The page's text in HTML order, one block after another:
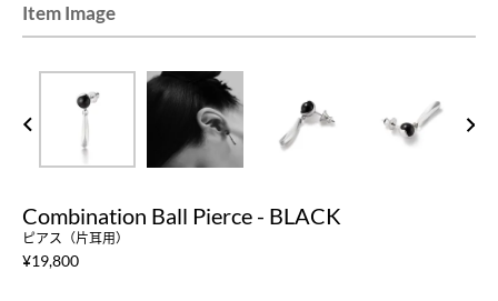
Item Image
NEXT
Combination Ball Pierce - BLACK
ピアス（片耳用）
¥19,800